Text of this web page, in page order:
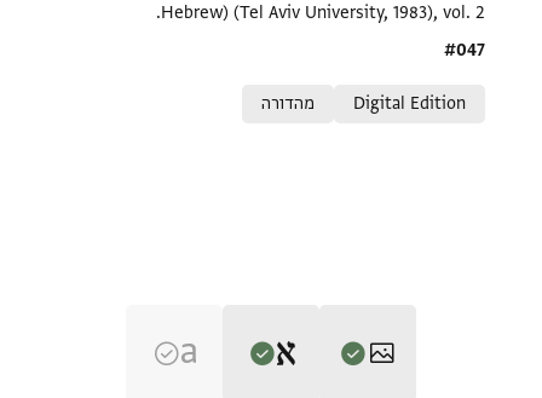
Hebrew) (Tel Aviv University, 1983), vol. 2.
Location in source
#047
Digital Edition
מהדורה